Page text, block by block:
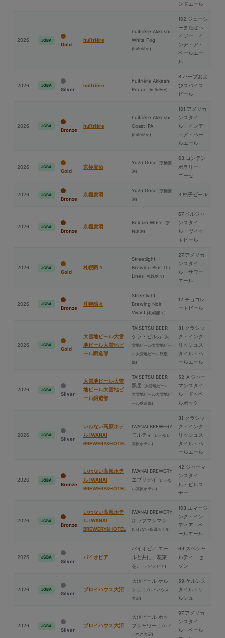
ンドエール
2026 JGBA
Gold
huîtrière
huîtrière Akkeshi
White Fog
(huîtrière)
102.ジューシ
ーまたはヘ
イジー・イ
ンディア・
ペールエー
ル
2026 JGBA
Silver
huîtrière
huîtrière Akkeshi
Rouge (huîtrière)
8.ハーブおよ
びスパイス
ビール
2026 JGBA
Bronze
huîtrière
huîtrière Akkeshi
Coast IPA
(huîtrière)
101.アメリカ
ンスタイ
ル・インデ
ィア・ペー
ルエール
2026 JGBA
Gold
京極⻨酒
Yuzu Gose (京極⻨
酒)
63.コンテン
ポラリー・
ゴーゼ
2026 JGBA
Bronze
京極⻨酒
Yuzu Gose (京極⻨
酒)
3.柚子ビール
2026 JGBA
Bronze
京極⻨酒
Belgian White (京
極⻨酒)
67.ベルジャ
ンスタイ
ル・ヴィッ
トビール
2026 JGBA
Gold
札幌醸々
Streetlight
Brewing Blur The
Lines (札幌醸々)
27.アメリカ
ンスタイ
ル・サワー
エール
2026 JGBA
Bronze
札幌醸々
Streetlight
Brewing Noir
Vivant (札幌醸々)
12.チョコレ
ートビール
2026 JGBA
Gold
⼤雪地ビール⼤雪
地ビール⼤雪地ビ
ール醸造部
TAISETSU BEER
ケラ・ピルカ (⼤
雪地ビール⼤雪地ビー
ル⼤雪地ビール醸造
部)
81.クラシッ
ク・イング
リッシュス
タイル・ペ
ールエール
2026 JGBA
Silver
⼤雪地ビール⼤雪
地ビール⼤雪地ビ
ール醸造部
TAISETSU BEER
⿊岳 (⼤雪地ビール
⼤雪地ビール⼤雪地ビ
ール醸造部)
52-A.ジャー
マンスタイ
ル・ドッペ
ルボック
2026 JGBA
Silver
いわない高原ホテ
ル IWANAI
BREWERY&HOTEL
IWANAI BREWERY
モルティ (いわない
高原ホテル)
81.クラシッ
ク・イング
リッシュス
タイル・ペ
ールエール
2026 JGBA
Bronze
いわない高原ホテ
ル IWANAI
BREWERY&HOTEL
IWANAI BREWERY
エブリデイ (いわな
い高原ホテル)
42.ジャーマ
ンスタイ
ル・ピルス
ナー
2026 JGBA
Bronze
いわない高原ホテ
ル IWANAI
BREWERY&HOTEL
IWANAI BREWERY
ホップマシマシ
(いわない高原ホテル)
103.エマージ
ング・イン
ディア・ペ
ールエール
2026 JGBA
Silver
パイオビア
パイオビア エー
ルと共に、花束
を。
(パイオビア)
69.スペシャ
ルティ・セ
ゾン
2026 JGBA
Silver
ブロイハウス⼤沼
⼤沼ビール ケル
シュ
(ブロイハウス
⼤沼)
59.ケルンス
タイル・ケ
ルシュ
2026 JGBA
Silver
ブロイハウス⼤沼
⼤沼ビール ホッ
プシャワー (ブロイ
ハウス⼤沼)
97.アメリカ
ンスタイ
ル・ペール